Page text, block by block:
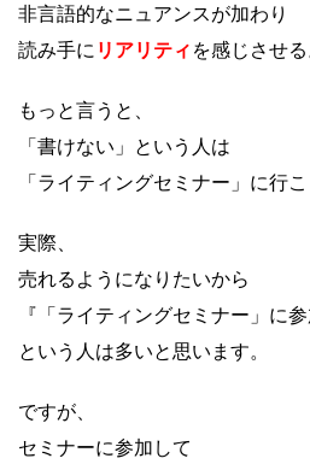
非言語的なニュアンスが加わり
読み手に リアリティ を感じさせる
もっと言うと、
「書けない」という人は
「ライティングセミナー」に行
実際、
売れるようになりたいから
『「ライティングセミナー」に
という人は多いと思います。
ですが、
セミナーに参加して